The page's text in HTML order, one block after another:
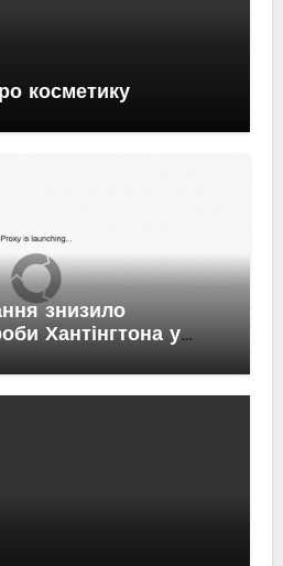
косметику
знизило
Хантінгтона у